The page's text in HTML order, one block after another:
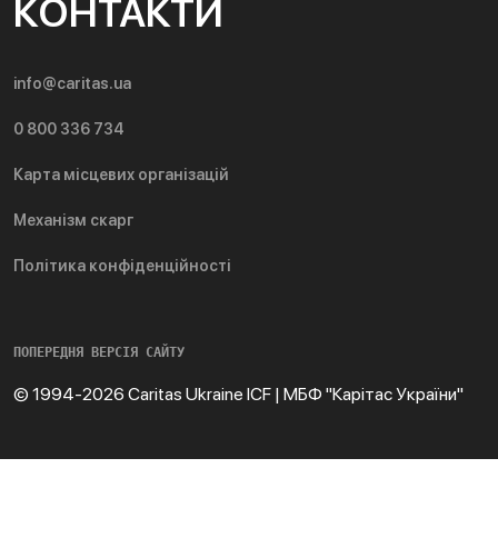
КОНТАКТИ
info@caritas.ua
0 800 336 734
Карта місцевих організацій
Механізм скарг
Політика конфіденційності
ПОПЕРЕДНЯ ВЕРСІЯ САЙТУ
© 1994-2026 Caritas Ukraine ICF | МБФ "Карітас України"